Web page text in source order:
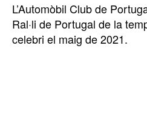
L’Automòbil Club de
Ral·li de Portugal de la
celebri el maig de 2021.